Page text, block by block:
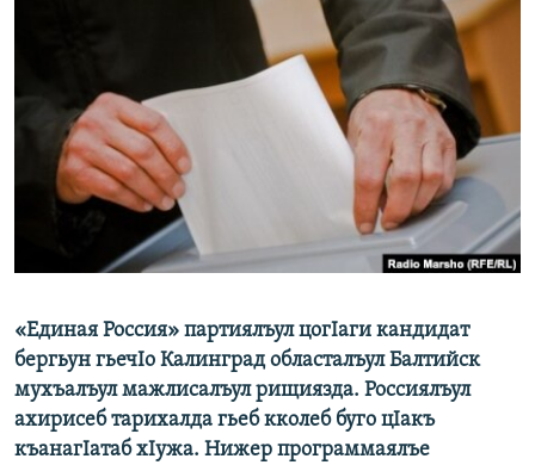
ПОДПИШИТЕСЬ НА РАССЫЛКУ
СОЦИАЛЬНЫЕ СЕТИ
Все сайты РСЕ/РС
«Единая Россия» партиялъул цогIаги кандидат
бергьун гьечIо Калинград областалъул Балтийск
мухъалъул мажлисалъул рищиязда. Россиялъул
ахирисеб тарихалда гьеб кколеб буго цIакъ
къанагIатаб хIужа. Нижер программаялъе